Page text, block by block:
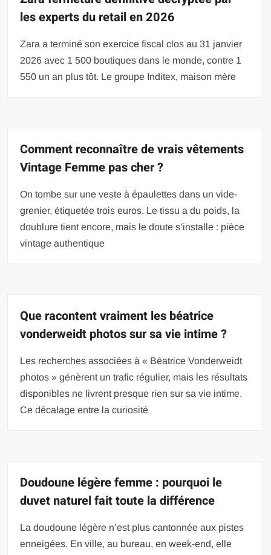
les experts du retail en 2026
Zara a terminé son exercice fiscal clos au 31 janvier
2026 avec 1 500 boutiques dans le monde, contre 1
550 un an plus tôt. Le groupe Inditex, maison mère
Comment reconnaître de vrais vêtements
Vintage Femme pas cher ?
On tombe sur une veste à épaulettes dans un vide-
grenier, étiquetée trois euros. Le tissu a du poids, la
doublure tient encore, mais le doute s’installe : pièce
vintage authentique
Que racontent vraiment les béatrice
vonderweidt photos sur sa vie intime ?
Les recherches associées à « Béatrice Vonderweidt
photos » génèrent un trafic régulier, mais les résultats
disponibles ne livrent presque rien sur sa vie intime.
Ce décalage entre la curiosité
Doudoune légère femme : pourquoi le
duvet naturel fait toute la différence
La doudoune légère n’est plus cantonnée aux pistes
enneigées. En ville, au bureau, en week-end, elle